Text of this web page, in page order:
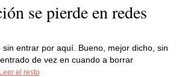
se pierde en redes
entrar por aquí. Bueno, mejor dicho, sin
de vez en cuando a borrar
Leer el resto